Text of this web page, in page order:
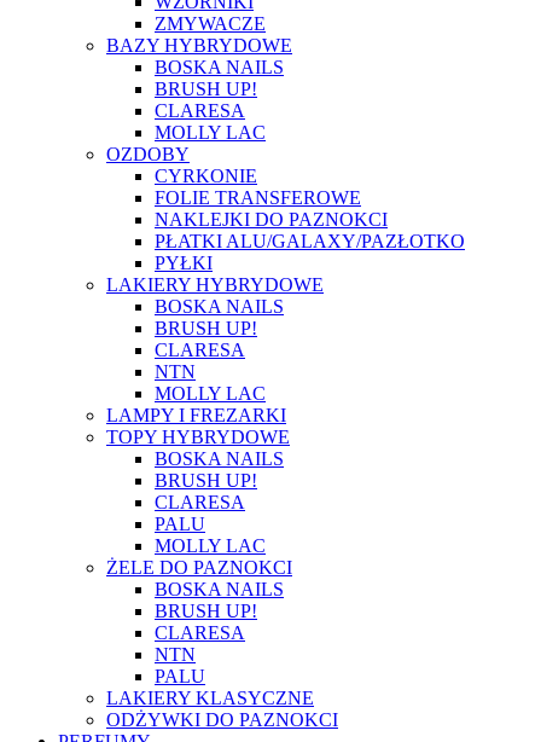
ZMYWACZE
BAZY HYBRYDOWE
BOSKA NAILS
BRUSH UP!
CLARESA
MOLLY LAC
OZDOBY
CYRKONIE
FOLIE TRANSFEROWE
NAKLEJKI DO PAZNOKCI
PŁATKI ALU/GALAXY/PAZŁOTKO
PYŁKI
LAKIERY HYBRYDOWE
BOSKA NAILS
BRUSH UP!
CLARESA
NTN
MOLLY LAC
LAMPY I FREZARKI
TOPY HYBRYDOWE
BOSKA NAILS
BRUSH UP!
CLARESA
PALU
MOLLY LAC
ŻELE DO PAZNOKCI
BOSKA NAILS
BRUSH UP!
CLARESA
NTN
PALU
LAKIERY KLASYCZNE
ODŻYWKI DO PAZNOKCI